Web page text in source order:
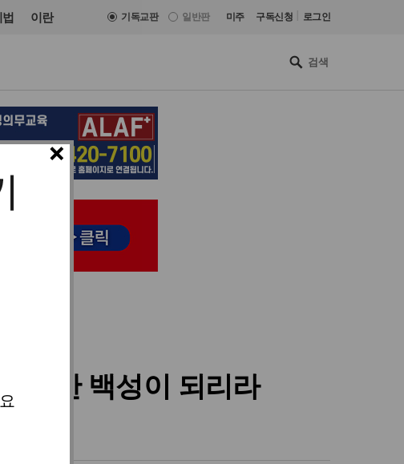
이란 기독교판 일반판 미주 구독신청 로그인
×
룩한 백성이 되리라
발행인)